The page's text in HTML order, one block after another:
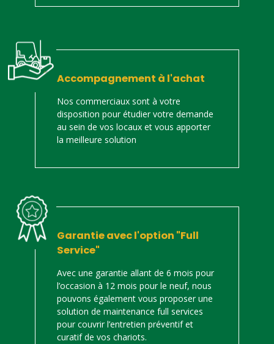
Accompagnement à l'achat
Nos commerciaux sont à votre
disposition pour étudier votre demande
au sein de vos locaux et vous apporter
la meilleure solution
Garantie avec l'option "Full
Service"
Avec une garantie allant de 6 mois pour
l’occasion à 12 mois pour le neuf, nous
pouvons également vous proposer une
solution de maintenance full services
pour couvrir l’entretien préventif et
curatif de vos chariots.